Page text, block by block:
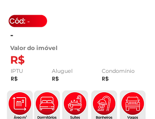
-
Valor do imóvel
R$
-
IPTU
R$
Aluguel Condomínio
R$ R$